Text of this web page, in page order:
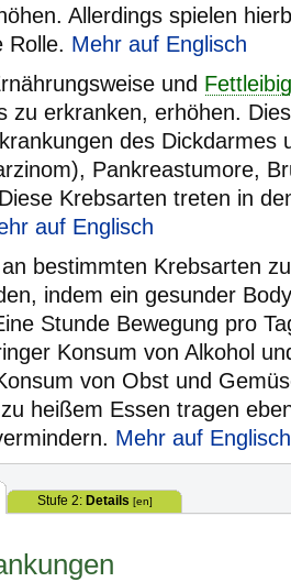
Allerdings spielen
Rolle. Mehr auf Englisch
und
zu erkranken, erhöhen.
des Dickdarmes
Pankreastumore,
Krebsarten treten in
auf Englisch
bestimmten Krebsarten
indem ein gesunder
Stunde Bewegung pro
Konsum von Alkohol
von Obst und
heißem Essen tragen
Mehr auf Englisch
Stufe 2: Details [en]